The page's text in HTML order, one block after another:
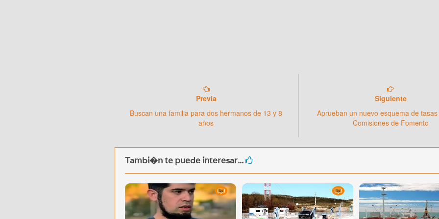
Previa
Buscan una familia para dos hermanos de 13 y 8
años
Siguiente
Aprueban un nuevo esquema de
Comisiones de Fomento
Tambi�n te puede interesar...